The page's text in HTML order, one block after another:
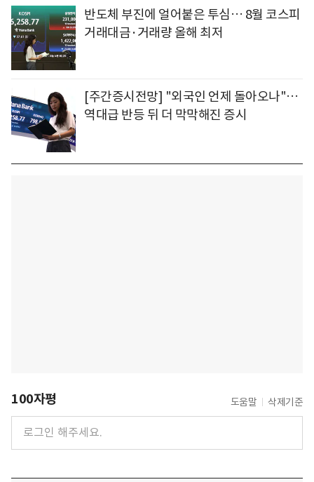
반도체 부진에 얼어붙은 투심… 8월 코스피
거래대금·거래량 올해 최저
[주간증시전망] "외국인 언제 돌아오나"…
역대급 반등 뒤 더 막막해진 증시
100자평 도움말 삭제기준